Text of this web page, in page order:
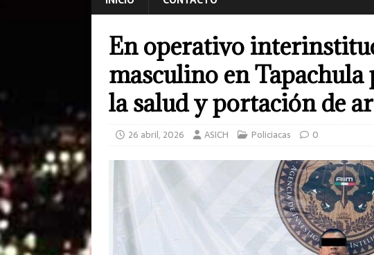
En operativo
masculino en
la salud y portación de
26 abril, 2026 ASICH Policiacas 0